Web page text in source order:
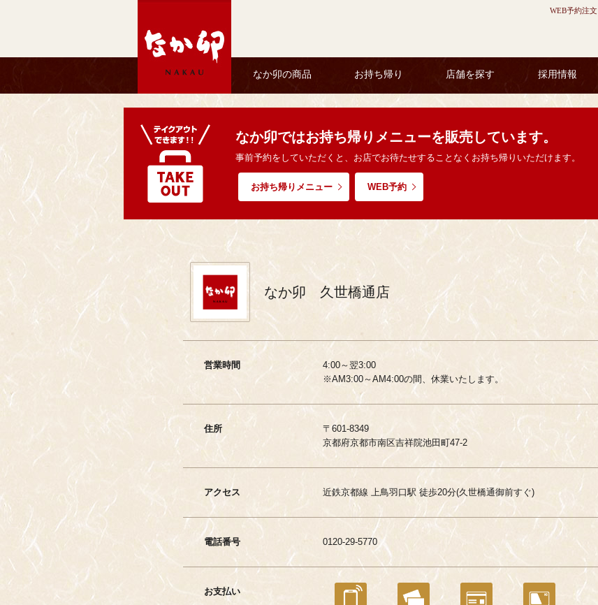
WEB予約注文
なか卯の商品 お持ち帰り 店舗を探す 採用情報
なか卯ではお持ち帰りメニューを販売しています。
事前予約をしていただくと、お店でお待たせすることなくお持ち帰りいただけます。
お持ち帰りメニュー WEB予約
なか卯 久世橋通店
営業時間
4:00～翌3:00
※AM3:00～AM4:00の間、休業いたします。
住所
〒601-8349
京都府京都市南区吉祥院池田町47-2
アクセス 近鉄京都線 上鳥羽口駅 徒歩20分(久世橋通御前すぐ)
電話番号 0120-29-5770
お支払い